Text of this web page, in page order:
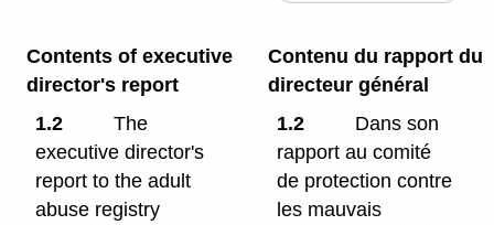
Contents of executive
director's report
1.2
The
executive director's
report to the adult
abuse registry
Contenu du rapport du
directeur général
1.2
Dans son
rapport au comité
de protection contre
les mauvais